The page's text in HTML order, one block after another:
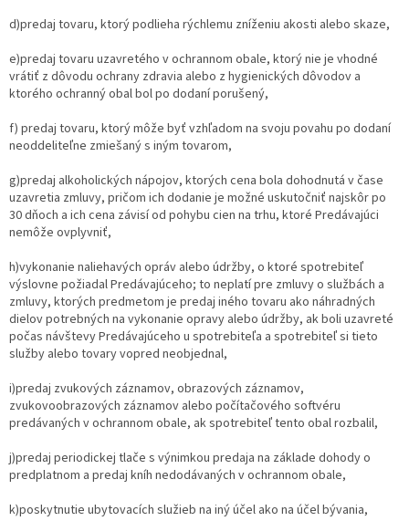
d)predaj tovaru, ktorý podlieha rýchlemu zníženiu akosti alebo skaze,
e)predaj tovaru uzavretého v ochrannom obale, ktorý nie je vhodné
vrátiť z dôvodu ochrany zdravia alebo z hygienických dôvodov a
ktorého ochranný obal bol po dodaní porušený,
f) predaj tovaru, ktorý môže byť vzhľadom na svoju povahu po dodaní
neoddeliteľne zmiešaný s iným tovarom,
g)predaj alkoholických nápojov, ktorých cena bola dohodnutá v čase
uzavretia zmluvy, pričom ich dodanie je možné uskutočniť najskôr po
30 dňoch a ich cena závisí od pohybu cien na trhu, ktoré Predávajúci
nemôže ovplyvniť,
h)vykonanie naliehavých opráv alebo údržby, o ktoré spotrebiteľ
výslovne požiadal Predávajúceho; to neplatí pre zmluvy o službách a
zmluvy, ktorých predmetom je predaj iného tovaru ako náhradných
dielov potrebných na vykonanie opravy alebo údržby, ak boli uzavreté
počas návštevy Predávajúceho u spotrebiteľa a spotrebiteľ si tieto
služby alebo tovary vopred neobjednal,
i)predaj zvukových záznamov, obrazových záznamov,
zvukovoobrazových záznamov alebo počítačového softvéru
predávaných v ochrannom obale, ak spotrebiteľ tento obal rozbalil,
j)predaj periodickej tlače s výnimkou predaja na základe dohody o
predplatnom a predaj kníh nedodávaných v ochrannom obale,
k)poskytnutie ubytovacích služieb na iný účel ako na účel bývania,